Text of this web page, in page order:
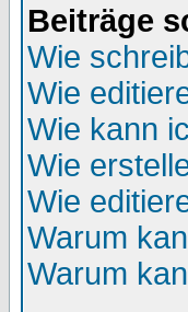
Beiträge
Wie
Wie
Wie kann
Wie
Wie
Warum
Warum